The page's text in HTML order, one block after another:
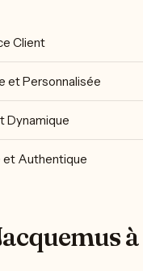
Client
et Personnalisée
Dynamique
et Authentique
à